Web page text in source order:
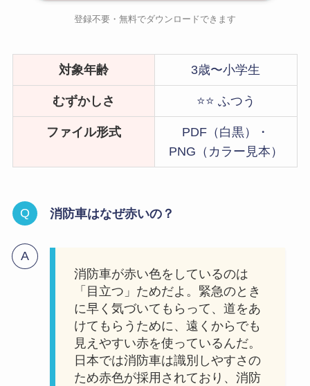
登録不要・無料でダウンロードできます
対象年齢 3歳〜小学生
むずかしさ ⭐⭐ ふつう
ファイル形式
PDF（白黒）・
PNG（カラー見本）
消防車はなぜ赤いの？
消防車が赤い色をしているのは
「目立つ」ためだよ。緊急のとき
に早く気づいてもらって、道をあ
けてもらうために、遠くからでも
見えやすい赤を使っているんだ。
日本では消防車は識別しやすさの
ため赤色が採用されており、消防